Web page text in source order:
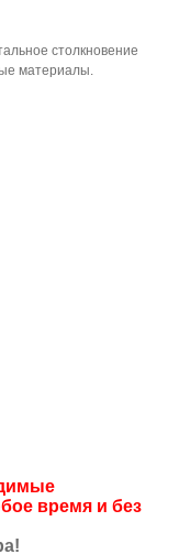
столкновение
материалы.
время и без